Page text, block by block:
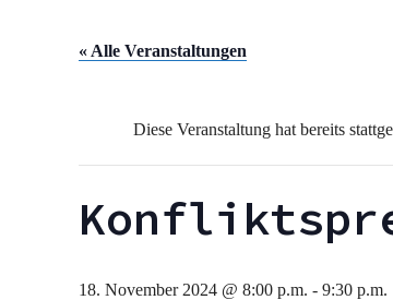
« Alle Veranstaltungen
Diese Veranstaltung hat bereits
18. November 2024 @ 8:00 p.m. - 9:30 p.m.